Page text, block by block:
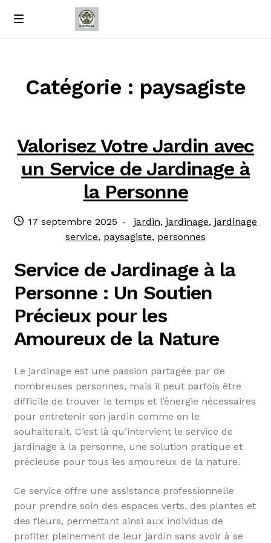
Passer
Passer
M
À propos de nous
Politique de confidentialité
Catégorie : paysagiste
Valorisez Votre Jardin avec
un Service de Jardinage à
la Personne
Publié
17 septembre 2025
Catégories
:
jardin, jardinage, jardinage
service, paysagiste, personnes
Service de Jardinage à la
Personne : Un Soutien
Précieux pour les
Amoureux de la Nature
Le jardinage est une passion partagée par de
nombreuses personnes, mais il peut parfois être
difficile de trouver le temps et l’énergie nécessaires
pour entretenir son jardin comme on le
souhaiterait. C’est là qu’intervient le service de
jardinage à la personne, une solution pratique et
précieuse pour tous les amoureux de la nature.
Ce service offre une assistance professionnelle
pour prendre soin des espaces verts, des plantes et
des fleurs, permettant ainsi aux individus de
profiter pleinement de leur jardin sans avoir à se